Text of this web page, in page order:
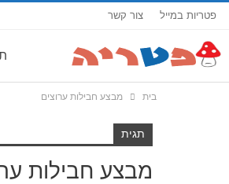
פטריות במייל צור קשר
בית מבצע חבילות ערוצים
תגית
מבצע חבילות